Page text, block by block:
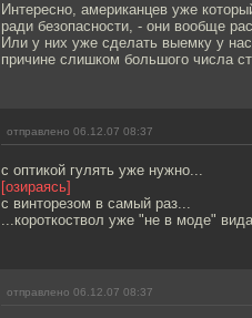
Интересно, американцев уже
ради безопасности, - они вообще
Или у них уже сделать выемку у
причине слишком большого числа
отправлено 06.12.07 08:37
с оптикой гулять уже нужно...
[озираясь]
с винторезом в самый раз...
...короткоствол уже "не в моде"
отправлено 06.12.07 08:37